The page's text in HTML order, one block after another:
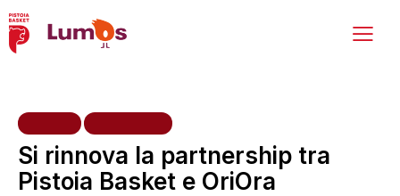
Si rinnova la partnership tra
Pistoia Basket e OriOra